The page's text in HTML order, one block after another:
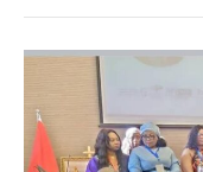
Le
Maroc–
Cameroun
Bridge,